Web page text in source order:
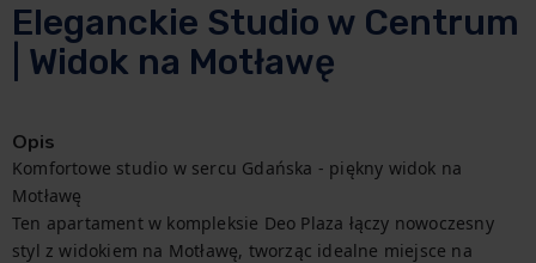
Eleganckie Studio w Centrum
| Widok na Motławę
Opis
Komfortowe studio w sercu Gdańska - piękny widok na
Motławę
Ten apartament w kompleksie Deo Plaza łączy nowoczesny
styl z widokiem na Motławę, tworząc idealne miejsce na